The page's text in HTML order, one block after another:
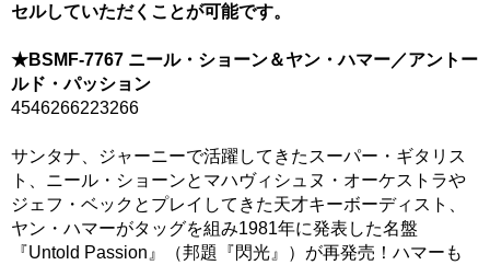
セルしていただくことが可能です。
★BSMF-7767 ニール・ショーン＆ヤン・ハマー／アントー
ルド・パッション
4546266223266
サンタナ、ジャーニーで活躍してきたスーパー・ギタリス
ト、ニール・ショーンとマハヴィシュヌ・オーケストラや
ジェフ・ベックとプレイしてきた天才キーボーディスト、
ヤン・ハマーがタッグを組み1981年に発表した名盤
『Untold Passion』（邦題『閃光』）が再発売！ハマーも